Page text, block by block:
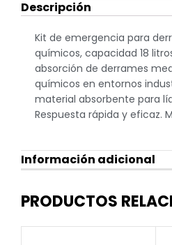
Descripción
Kit de emergencia para
químicos, capacidad 18
absorción de derrames
químicos en entornos
material absorbente para
Respuesta rápida y eficaz.
Información adicional
PRODUCTOS